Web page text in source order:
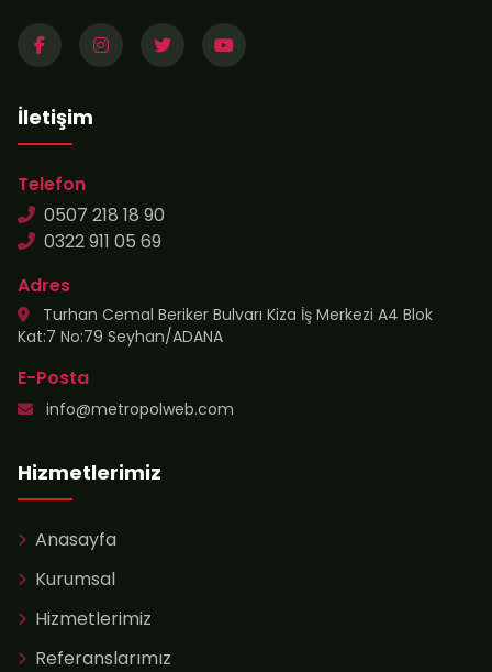
İletişim
Telefon
0507 218 18 90
0322 911 05 69
Adres
Turhan Cemal Beriker Bulvarı Kiza İş Merkezi A4 Blok
Kat:7 No:79 Seyhan/ADANA
E-Posta
info@metropolweb.com
Hizmetlerimiz
Anasayfa
Kurumsal
Hizmetlerimiz
Referanslarımız